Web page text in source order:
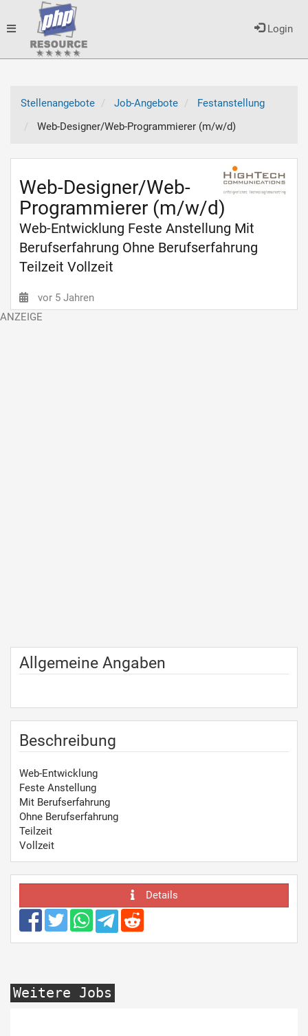
Login
Toggle
Stellenangebote
Job-Angebote
Festanstellung
Web-Designer/Web-Programmierer (m/w/d)
Web-Designer/Web-
Programmierer (m/w/d)
Web-Entwicklung Feste Anstellung Mit
Berufserfahrung Ohne Berufserfahrung
Teilzeit Vollzeit
vor 5 Jahren
Allgemeine Angaben
Beschreibung
Web-Entwicklung
Feste Anstellung
Mit Berufserfahrung
Ohne Berufserfahrung
Teilzeit
Vollzeit
Details
Weitere Jobs